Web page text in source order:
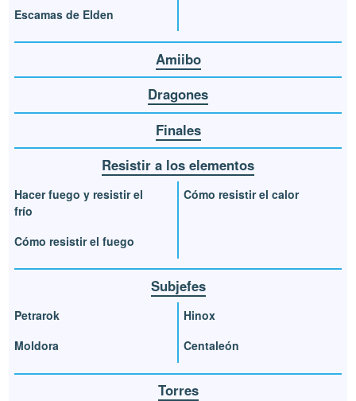
Escamas de Elden
Amiibo
Dragones
Finales
Resistir a los elementos
Hacer fuego y resistir el
frío
Cómo resistir el fuego
Cómo resistir el calor
Subjefes
Petrarok
Moldora
Hinox
Centaleón
Torres